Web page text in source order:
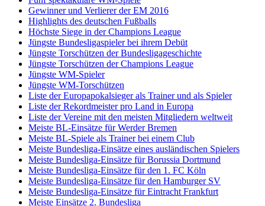
Gewinner und Verlierer der EM 2016
Highlights des deutschen Fußballs
Höchste Siege in der Champions League
Jüngste Bundesligaspieler bei ihrem Debüt
Jüngste Torschützen der Bundesligageschichte
Jüngste Torschützen der Champions League
Jüngste WM-Spieler
Jüngste WM-Torschützen
Liste der Europapokalsieger als Trainer und als Spieler
Liste der Rekordmeister pro Land in Europa
Liste der Vereine mit den meisten Mitgliedern weltweit
Meiste BL-Einsätze für Werder Bremen
Meiste BL-Spiele als Trainer bei einem Club
Meiste Bundesliga-Einsätze eines ausländischen Spielers
Meiste Bundesliga-Einsätze für Borussia Dortmund
Meiste Bundesliga-Einsätze für den 1. FC Köln
Meiste Bundesliga-Einsätze für den Hamburger SV
Meiste Bundesliga-Einsätze für Eintracht Frankfurt
Meiste Einsätze 2. Bundesliga